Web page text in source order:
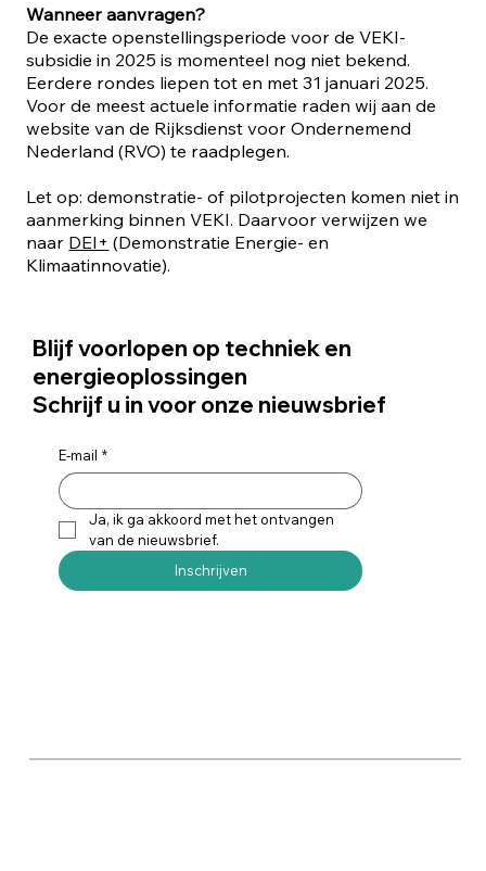
Wanneer aanvragen?
De exacte openstellingsperiode voor de VEKI-
subsidie in 2025 is momenteel nog niet bekend.
Eerdere rondes liepen tot en met 31 januari 2025.
Voor de meest actuele informatie raden wij aan de
website van de Rijksdienst voor Ondernemend
Nederland (RVO) te raadplegen.​
Let op: demonstratie- of pilotprojecten komen niet in
aanmerking binnen VEKI. Daarvoor verwijzen we
naar DEI+ (Demonstratie Energie- en
Klimaatinnovatie).
Blijf voorlopen op techniek en
energieoplossingen
Schrijf u in voor onze nieuwsbrief
E-mail *
Ja, ik ga akkoord met het ontvangen
van de nieuwsbrief.
Inschrijven